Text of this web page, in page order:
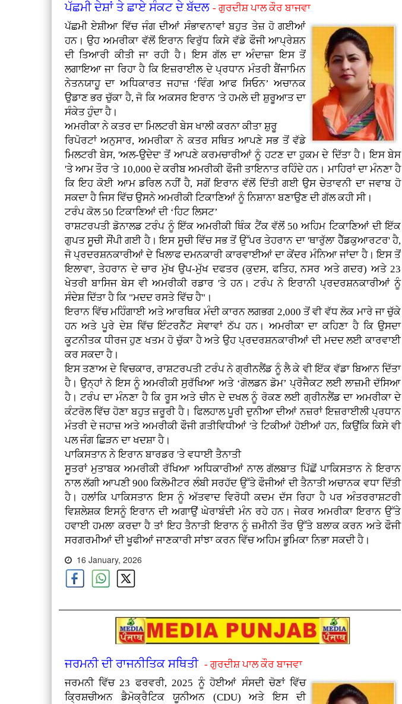
ਪੱਛਮੀ ਦੇਸ਼ਾਂ ਤੇ ਛਾਏ ਸੰਕਟ ਦੇ ਬੱਦਲ - ਗੁਰਦੀਸ਼ ਪਾਲ ਕੌਰ ਬਾਜਵਾ
ਪੱਛਮੀ ਏਸ਼ੀਆ ਵਿੱਚ ਜੰਗ ਦੀਆਂ ਸੰਭਾਵਨਾਵਾਂ ਬਹੁਤ ਤੇਜ਼ ਹੋ ਗਈਆਂ
ਹਨ। ਉਹ ਅਮਰੀਕਾ ਵੱਲੋਂ ਇਰਾਨ ਵਿਰੁੱਧ ਕਿਸੇ ਵੱਡੇ ਫੌਜੀ ਆਪ੍ਰੇਸ਼ਨ
ਦੀ ਤਿਆਰੀ ਕੀਤੀ ਜਾ ਰਹੀ ਹੈ। ਇਸ ਗੱਲ ਦਾ ਅੰਦਾਜ਼ਾ ਇਸ ਤੋਂ
ਲਗਾਇਆ ਜਾ ਰਿਹਾ ਹੈ ਕਿ ਇਜ਼ਰਾਈਲ ਦੇ ਪ੍ਰਧਾਨ ਮੰਤਰੀ ਬੈਂਜਾਮਿਨ
ਨੇਤਨਯਾਹੂ ਦਾ ਅਧਿਕਾਰਤ ਜਹਾਜ਼ ‘ਵਿੰਗ ਆਫ ਸਿਓਨ’ ਅਚਾਨਕ
ਉਡਾਣ ਭਰ ਚੁੱਕਾ ਹੈ, ਜੋ ਕਿ ਅਕਸਰ ਇਰਾਨ 'ਤੇ ਹਮਲੇ ਦੀ ਸ਼ੁਰੂਆਤ ਦਾ
ਸੰਕੇਤ ਹੁੰਦਾ ਹੈ।
ਅਮਰੀਕਾ ਨੇ ਕਤਰ ਦਾ ਮਿਲਟਰੀ ਬੇਸ ਖਾਲੀ ਕਰਨਾ ਕੀਤਾ ਸ਼ੁਰੂ
ਰਿਪੋਰਟਾਂ ਅਨੁਸਾਰ, ਅਮਰੀਕਾ ਨੇ ਕਤਰ ਸਥਿਤ ਆਪਣੇ ਸਭ ਤੋਂ ਵੱਡੇ
ਮਿਲਟਰੀ ਬੇਸ, 'ਅਲ-ਉਦੇਦ' ਤੋਂ ਆਪਣੇ ਕਰਮਚਾਰੀਆਂ ਨੂੰ ਹਟਣ ਦਾ ਹੁਕਮ ਦੇ ਦਿੱਤਾ ਹੈ। ਇਸ ਬੇਸ
'ਤੇ ਆਮ ਤੌਰ 'ਤੇ 10,000 ਦੇ ਕਰੀਬ ਅਮਰੀਕੀ ਫੌਜੀ ਤਾਇਨਾਤ ਰਹਿੰਦੇ ਹਨ। ਮਾਹਿਰਾਂ ਦਾ ਮੰਨਣਾ ਹੈ
ਕਿ ਇਹ ਕੋਈ ਆਮ ਡਰਿਲ ਨਹੀਂ ਹੈ, ਸਗੋਂ ਇਰਾਨ ਵੱਲੋਂ ਦਿੱਤੀ ਗਈ ਉਸ ਚੇਤਾਵਨੀ ਦਾ ਜਵਾਬ ਹੋ
ਸਕਦਾ ਹੈ ਜਿਸ ਵਿੱਚ ਉਸਨੇ ਅਮਰੀਕੀ ਟਿਕਾਣਿਆਂ ਨੂੰ ਨਿਸ਼ਾਨਾ ਬਣਾਉਣ ਦੀ ਗੱਲ ਕਹੀ ਸੀ।
ਟਰੰਪ ਕੋਲ 50 ਟਿਕਾਣਿਆਂ ਦੀ ‘ਹਿਟ ਲਿਸਟ’
ਰਾਸ਼ਟਰਪਤੀ ਡੋਨਾਲਡ ਟਰੰਪ ਨੂੰ ਇੱਕ ਅਮਰੀਕੀ ਥਿੰਕ ਟੈਂਕ ਵੱਲੋਂ 50 ਅਹਿਮ ਟਿਕਾਣਿਆਂ ਦੀ ਇੱਕ
ਗੁਪਤ ਸੂਚੀ ਸੌਂਪੀ ਗਈ ਹੈ। ਇਸ ਸੂਚੀ ਵਿੱਚ ਸਭ ਤੋਂ ਉੱਪਰ ਤੇਹਰਾਨ ਦਾ 'ਥਾਰੁੱਲਾ ਹੈੱਡਕੁਆਰਟਰ' ਹੈ,
ਜੋ ਪ੍ਰਦਰਸ਼ਨਕਾਰੀਆਂ ਦੇ ਖਿਲਾਫ ਦਮਨਕਾਰੀ ਕਾਰਵਾਈਆਂ ਦਾ ਕੇਂਦਰ ਮੰਨਿਆ ਜਾਂਦਾ ਹੈ। ਇਸ ਤੋਂ
ਇਲਾਵਾ, ਤੇਹਰਾਨ ਦੇ ਚਾਰ ਮੁੱਖ ਉਪ-ਮੁੱਖ ਦਫਤਰ (ਕੁਦਸ, ਫਤਿਹ, ਨਸਰ ਅਤੇ ਗਦਰ) ਅਤੇ 23
ਖੇਤਰੀ ਬਾਸਿਜ ਬੇਸ ਵੀ ਅਮਰੀਕੀ ਰਡਾਰ 'ਤੇ ਹਨ। ਟਰੰਪ ਨੇ ਇਰਾਨੀ ਪ੍ਰਦਰਸ਼ਨਕਾਰੀਆਂ ਨੂੰ
ਸੰਦੇਸ਼ ਦਿੱਤਾ ਹੈ ਕਿ "ਮਦਦ ਰਸਤੇ ਵਿੱਚ ਹੈ"।
ਇਰਾਨ ਵਿੱਚ ਮਹਿੰਗਾਈ ਅਤੇ ਆਰਥਿਕ ਮੰਦੀ ਕਾਰਨ ਲਗਭਗ 2,000 ਤੋਂ ਵੀ ਵੱਧ ਲੋਕ ਮਾਰੇ ਜਾ ਚੁੱਕੇ
ਹਨ ਅਤੇ ਪੂਰੇ ਦੇਸ਼ ਵਿੱਚ ਇੰਟਰਨੈੱਟ ਸੇਵਾਵਾਂ ਠੱਪ ਹਨ। ਅਮਰੀਕਾ ਦਾ ਕਹਿਣਾ ਹੈ ਕਿ ਉਸਦਾ
ਕੂਟਨੀਤਕ ਧੀਰਜ ਹੁਣ ਖਤਮ ਹੋ ਚੁੱਕਾ ਹੈ ਅਤੇ ਉਹ ਪ੍ਰਦਰਸ਼ਨਕਾਰੀਆਂ ਦੀ ਮਦਦ ਲਈ ਕਾਰਵਾਈ
ਕਰ ਸਕਦਾ ਹੈ।
ਇਸ ਤਣਾਅ ਦੇ ਵਿਚਕਾਰ, ਰਾਸ਼ਟਰਪਤੀ ਟਰੰਪ ਨੇ ਗ੍ਰੀਨਲੈਂਡ ਨੂੰ ਲੈ ਕੇ ਵੀ ਇੱਕ ਵੱਡਾ ਬਿਆਨ ਦਿੱਤਾ
ਹੈ। ਉਨ੍ਹਾਂ ਨੇ ਇਸ ਨੂੰ ਅਮਰੀਕੀ ਸੁਰੱਖਿਆ ਅਤੇ ‘ਗੋਲਡਨ ਡੋਮ’ ਪ੍ਰੋਜੈਕਟ ਲਈ ਲਾਜ਼ਮੀ ਦੱਸਿਆ
ਹੈ। ਟਰੰਪ ਦਾ ਮੰਨਣਾ ਹੈ ਕਿ ਰੂਸ ਅਤੇ ਚੀਨ ਦੇ ਦਖਲ ਨੂੰ ਰੋਕਣ ਲਈ ਗ੍ਰੀਨਲੈਂਡ ਦਾ ਅਮਰੀਕਾ ਦੇ
ਕੰਟਰੋਲ ਵਿੱਚ ਹੋਣਾ ਬਹੁਤ ਜ਼ਰੂਰੀ ਹੈ। ਫਿਲਹਾਲ ਪੂਰੀ ਦੁਨੀਆ ਦੀਆਂ ਨਜ਼ਰਾਂ ਇਜ਼ਰਾਈਲੀ ਪ੍ਰਧਾਨ
ਮੰਤਰੀ ਦੇ ਜਹਾਜ਼ ਅਤੇ ਅਮਰੀਕੀ ਫੌਜੀ ਗਤੀਵਿਧੀਆਂ 'ਤੇ ਟਿਕੀਆਂ ਹੋਈਆਂ ਹਨ, ਕਿਉਂਕਿ ਕਿਸੇ ਵੀ
ਪਲ ਜੰਗ ਛਿੜਨ ਦਾ ਖਦਸ਼ਾ ਹੈ।
ਪਾਕਿਸਤਾਨ ਨੇ ਇਰਾਨ ਬਾਰਡਰ 'ਤੇ ਵਧਾਈ ਤੈਨਾਤੀ
ਸੂਤਰਾਂ ਮੁਤਾਬਕ ਅਮਰੀਕੀ ਰੱਖਿਆ ਅਧਿਕਾਰੀਆਂ ਨਾਲ ਗੱਲਬਾਤ ਪਿੱਛੋਂ ਪਾਕਿਸਤਾਨ ਨੇ ਇਰਾਨ
ਨਾਲ ਲੱਗੀ ਆਪਣੀ 900 ਕਿਲੋਮੀਟਰ ਲੰਬੀ ਸਰਹੱਦ ਉੱਤੇ ਫੌਜੀਆਂ ਦੀ ਤੈਨਾਤੀ ਅਚਾਨਕ ਵਧਾ ਦਿੱਤੀ
ਹੈ। ਹਲਾਂਕਿ ਪਾਕਿਸਤਾਨ ਇਸ ਨੂੰ ਅੱਤਵਾਦ ਵਿਰੋਧੀ ਕਦਮ ਦੱਸ ਰਿਹਾ ਹੈ ਪਰ ਅੰਤਰਰਾਸ਼ਟਰੀ
ਵਿਸ਼ਲੇਸ਼ਕ ਇਸਨੂੰ ਇਰਾਨ ਦੀ ਅਗਾਉਂ ਘੇਰਾਬੰਦੀ ਮੰਨ ਰਹੇ ਹਨ। ਜੇਕਰ ਅਮਰੀਕਾ ਇਰਾਨ ਉੱਤੇ
ਹਵਾਈ ਹਮਲਾ ਕਰਦਾ ਹੈ ਤਾਂ ਇਹ ਤੈਨਾਤੀ ਇਰਾਨ ਨੂੰ ਜ਼ਮੀਨੀ ਤੌਰ ਉੱਤੇ ਬਲਾਕ ਕਰਨ ਅਤੇ ਫੌਜੀ
ਸਰਗਰਮੀਆਂ ਦੀ ਖੂਫੀਆਂ ਜਾਣਕਾਰੀ ਸਾਂਝਾ ਕਰਨ ਵਿੱਚ ਅਹਿਮ ਭੂਮਿਕਾ ਨਿਭਾ ਸਕਦੀ ਹੈ।
16 January, 2026
ਜਰਮਨੀ ਦੀ ਰਾਜਨੀਤਿਕ ਸਥਿਤੀ - ਗੁਰਦੀਸ਼ ਪਾਲ ਕੌਰ ਬਾਜਵਾ
ਜਰਮਨੀ ਵਿੱਚ 23 ਫਰਵਰੀ, 2025 ਨੂੰ ਹੋਈਆਂ ਸੰਸਦੀ ਚੋਣਾਂ ਵਿੱਚ
ਕ੍ਰਿਸ਼ਚੀਅਨ ਡੈਮੋਕ੍ਰੈਟਿਕ ਯੂਨੀਅਨ (CDU) ਅਤੇ ਇਸ ਦੀ